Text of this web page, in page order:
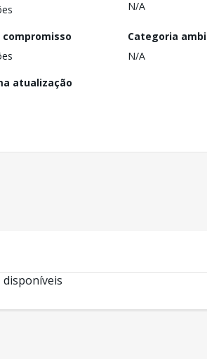
N/A
Categoria
N/A
atualização
disponíveis